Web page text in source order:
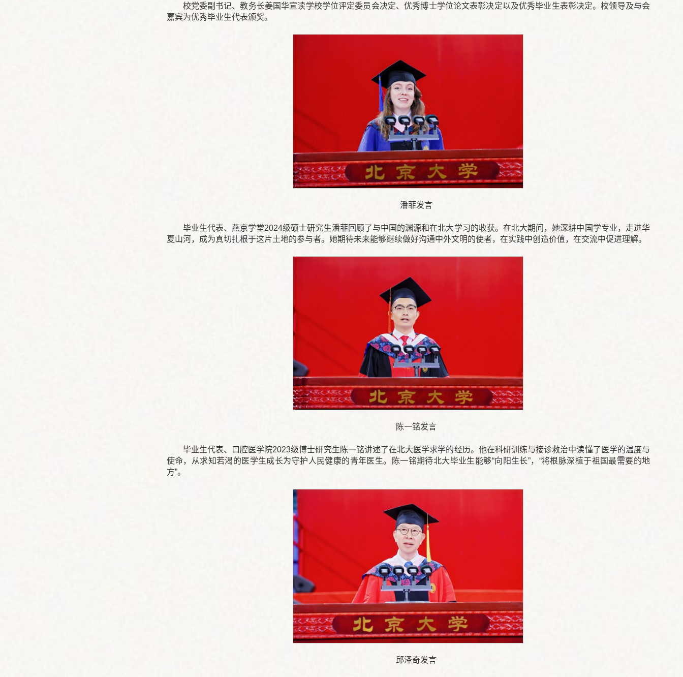
校党委副书记、教务长姜国华宣读学校学位评定委员会决定、优秀博士学位论文表彰决定以及优秀毕业生表彰决定。校领导及与会
嘉宾为优秀毕业生代表颁奖。
潘菲发言
毕业生代表、燕京学堂2024级硕士研究生潘菲回顾了与中国的渊源和在北大学习的收获。在北大期间，她深耕中国学专业，走进华
夏山河，成为真切扎根于这片土地的参与者。她期待未来能够继续做好沟通中外文明的使者，在实践中创造价值，在交流中促进理解。
陈一铭发言
毕业生代表、口腔医学院2023级博士研究生陈一铭讲述了在北大医学求学的经历。他在科研训练与接诊救治中读懂了医学的温度与
使命，从求知若渴的医学生成长为守护人民健康的青年医生。陈一铭期待北大毕业生能够“向阳生长”，“将根脉深植于祖国最需要的地
方”。
邱泽奇发言